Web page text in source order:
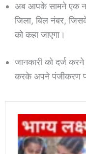
अब आपके सामने एक
जिला, बिल नंबर,
को कहा जाएगा।
जानकारी को दर्ज
करके अपने पंजीकरण